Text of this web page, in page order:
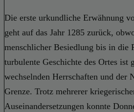
Die erste urkundliche Erwähnung
geht auf das Jahr 1285 zurück,
menschlicher Besiedlung bis in die
turbulente Geschichte des Ortes ist
wechselnden Herrschaften und der
Grenze. Trotz mehrerer
Auseinandersetzungen konnte